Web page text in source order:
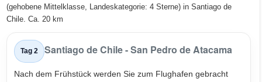
(gehobene Mittelklasse, Landeskategorie: 4 Sterne) in Santiago de
Chile. Ca. 20 km
Tag 2 Santiago de Chile - San Pedro de Atacama
Nach dem Frühstück werden Sie zum Flughafen gebracht